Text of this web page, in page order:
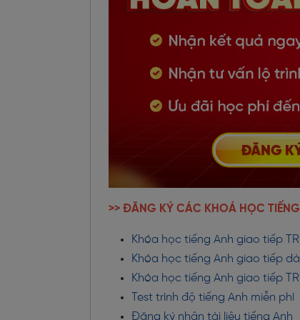
>> ĐĂNG KÝ CÁC KHOÁ HỌC
Khóa học tiếng Anh giao tiếp
Khóa học tiếng Anh giao tiếp
Khóa học tiếng Anh giao tiếp
Test trình độ tiếng Anh miễn phí
Đăng ký nhận tài liệu tiếng Anh